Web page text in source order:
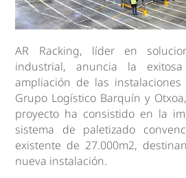
AR Racking, líder en
industrial, anuncia la
ampliación de las
Grupo Logístico Barquín y
proyecto ha consistido en la
sistema de paletizado
existente de 27.000m2,
nueva instalación.